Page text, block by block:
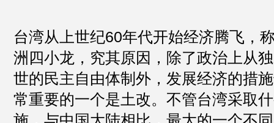
台湾从上世纪60年代开始经济腾飞，
洲四小龙，究其原因，除了政治上从
世的民主自由体制外，发展经济的措
常重要的一个是土改。不管台湾采取